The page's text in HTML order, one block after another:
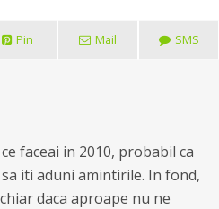
Pin Mail SMS
faceai in 2010, probabil ca
iti aduni amintirile. In fond,
daca aproape nu ne